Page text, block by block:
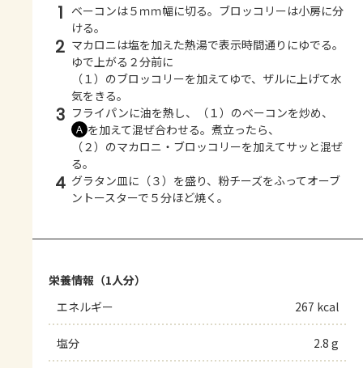
1 ベーコンは５ｍｍ幅に切る。ブロッコリーは小房に分
ける。
2 マカロニは塩を加えた熱湯で表示時間通りにゆでる。
ゆで上がる２分前に
（１）のブロッコリーを加えてゆで、ザルに上げて水
気をきる。
3 フライパンに油を熱し、（１）のベーコンを炒め、
Ａ を加えて混ぜ合わせる。煮立ったら、
（２）のマカロニ・ブロッコリーを加えてサッと混ぜ
る。
4 グラタン皿に（３）を盛り、粉チーズをふってオーブ
ントースターで５分ほど焼く。
栄養情報（1人分）
エネルギー
267 kcal
塩分 2.8 g